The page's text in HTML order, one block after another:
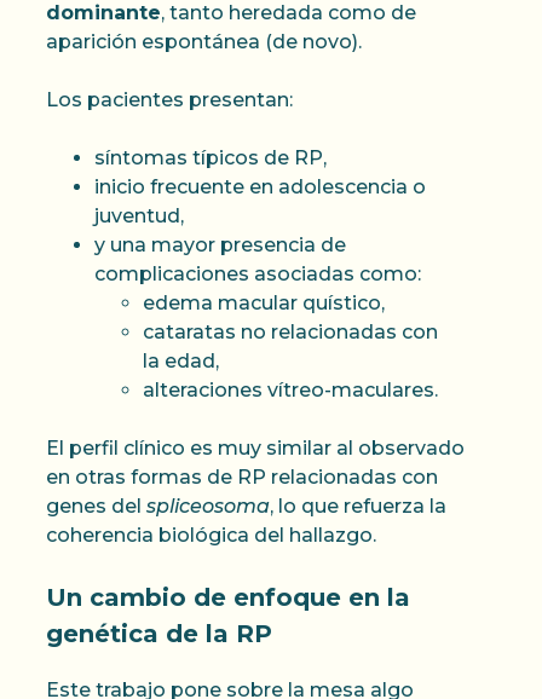
dominante, tanto heredada como de
aparición espontánea (de novo).
Los pacientes presentan:
síntomas típicos de RP,
inicio frecuente en adolescencia o
juventud,
y una mayor presencia de
complicaciones asociadas como:
edema macular quístico,
cataratas no relacionadas con
la edad,
alteraciones vítreo-maculares.
El perfil clínico es muy similar al observado
en otras formas de RP relacionadas con
genes del spliceosoma, lo que refuerza la
coherencia biológica del hallazgo.
Un cambio de enfoque en la
genética de la RP
Este trabajo pone sobre la mesa algo